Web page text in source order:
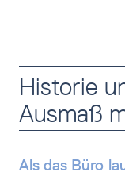
Historie
Ausmaß
Als das Büro